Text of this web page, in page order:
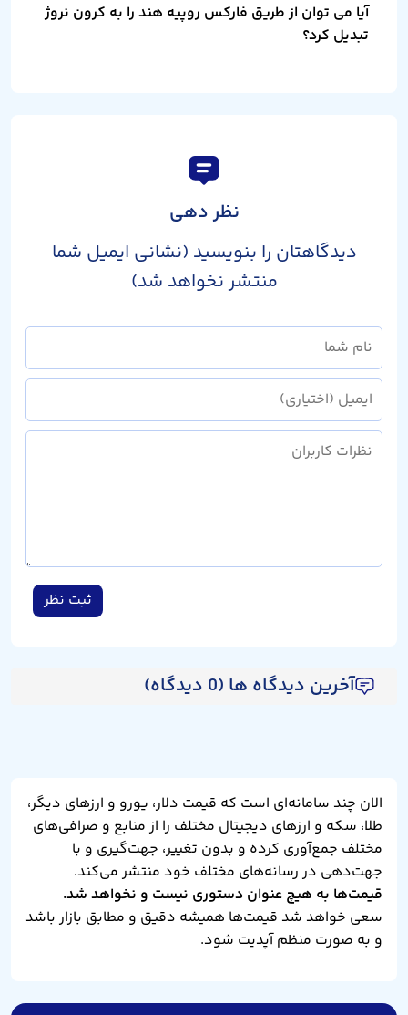
آیا می توان از طریق فارکس روپیه هند را به کرون نروژ
تبدیل کرد؟
نظر دهی
دیدگاهتان را بنویسید (نشانی ایمیل شما
منتشر نخواهد شد)
ثبت نظر
آخرین دیدگاه ها (0 دیدگاه)
الان چند سامانه‌ای است که قیمت دلار، یورو و ارزهای دیگر،
طلا، سکه و ارزهای دیجیتال مختلف را از منابع و صرافی‌های
مختلف جمع‌آوری کرده و بدون تغییر، جهت‌گیری و با
جهت‌دهی در رسانه‌های مختلف خود منتشر می‌کند.
قیمت‌ها به هیچ عنوان دستوری نیست و نخواهد شد.
سعی خواهد شد قیمت‌ها همیشه دقیق و مطابق بازار باشد
و به صورت منظم آپدیت شود.